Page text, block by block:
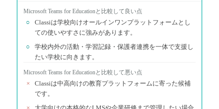
Microsoft Teams for Educationと比較して良い点
○
Classiは学校向けオールインワンプラットフォームとし
ての使いやすさに強みがあります。
○
学校内外の活動・学習記録・保護者連携を一体で支援し
たい学校に向きます。
Microsoft Teams for Educationと比較して悪い点
×
Classiは中高向けの教育プラットフォームに寄った候補
です。